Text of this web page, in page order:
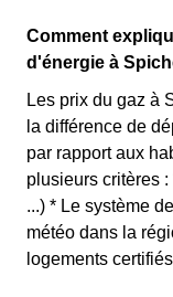
Comment
d'énergie à
Les prix du gaz à
la différence de
par rapport aux
plusieurs critères
...) * Le système
météo dans la
logements